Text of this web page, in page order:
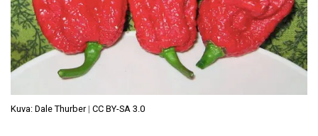
Kuva: Dale Thurber| CC BY-SA 3.0